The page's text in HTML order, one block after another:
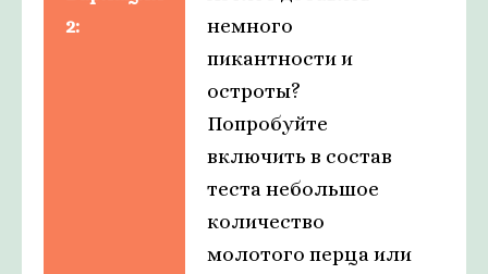
2:
немного
пикантности и
остроты?
Попробуйте
включить в состав
теста небольшое
количество
молотого перца или